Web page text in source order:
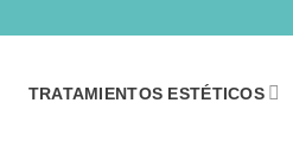
TRATAMIENTOS ESTÉTICOS